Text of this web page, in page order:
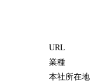
URL
業種
本社所在地